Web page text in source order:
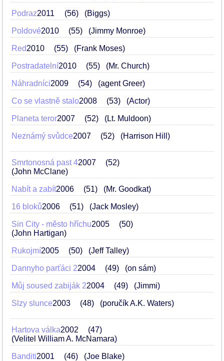
Podraz2011 56 (Biggs)
Poldové2010 55 (Jimmy Monroe)
Red2010 55 (Frank Moses)
Postradatelní2010 55 (Mr. Church)
Náhradníci2009 54 (agent Greer)
Co se vlastně stalo2008 53 (Actor)
Planeta teror2007 52 (Lt. Muldoon)
Neznámý svůdce2007 52 (Harrison Hill)
Smrtonosná past 42007
52
(John McClane)
Nabít a zabít2006 51 (Mr. Goodkat)
16 bloků2006 51 (Jack Mosley)
Sin City - město hříchu2005
50
(John Hartigan)
Rukojmí2005 50 (Jeff Talley)
Dannyho parťáci 22004 49 (on sám)
Můj soused zabiják 22004 49 (Jimmi)
Slzy slunce2003 48 (poručík A.K. Waters)
Hartova válka2002
47
(Velitel William A. McNamara)
Banditi2001 46 (Joe Blake)